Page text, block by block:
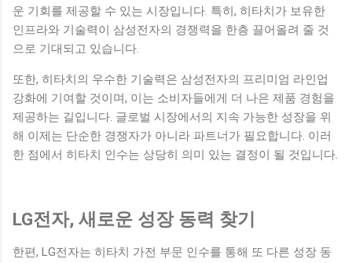
운 기회를 제공할 수 있는 시장입니다. 특히, 히타치가 보유한
인프라와 기술력이 삼성전자의 경쟁력을 한층 끌어올려 줄 것
으로 기대되고 있습니다.
또한, 히타치의 우수한 기술력은 삼성전자의 프리미엄 라인업
강화에 기여할 것이며, 이는 소비자들에게 더 나은 제품 경험을
제공하는 길입니다. 글로벌 시장에서의 지속 가능한 성장을 위
해 이제는 단순한 경쟁자가 아니라 파트너가 필요합니다. 이러
한 점에서 히타치 인수는 상당히 의미 있는 결정이 될 것입니다.
LG전자, 새로운 성장 동력 찾기
한편, LG전자는 히타치 가전 부문 인수를 통해 또 다른 성장 동